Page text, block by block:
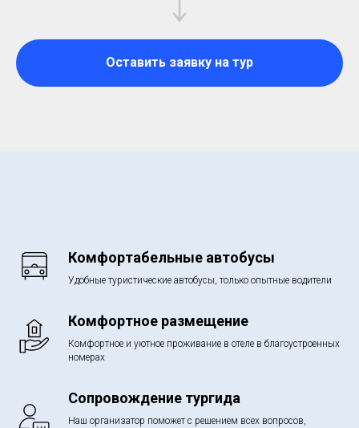
Оставить заявку на тур
Комфортабельные автобусы
Удобные туристические автобусы, только опытные водители
Комфортное размещение
Комфортное и уютное проживание в отеле в благоустроенных
номерах
Сопровождение тургида
Наш организатор поможет с решением всех вопросов,